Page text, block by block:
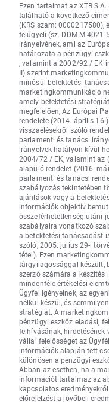
Ezen tartalmat az XTB
található a következő
(KRS szám: 0000217580),
felügyeli (sz. DDM-M-
irányelvének, ami az
határozata a pénzügyi
, valamint a 2002/92 / EK
II) szerint
minősül befektetési
marketingkommunikáció
amely befektetési
megfelelően, Az Európai
rendelete (2014. április
visszaélésekről szóló
parlamenti és tanácsi
irányelvek hatályon kívül
2004/72 / EK, valamint az
alapuló rendelet (2016.
parlamenti és tanácsi
szabályozás tekintetében
ajánlások vagy a
információk objektív
összeférhetetlenség utáni
szabályaira vonatkozó
a befektetési tanácsadást
szóló, 2005. július 29-i
tétel). Ezen
tárgyilagossággal készült,
szerző számára a
mindenféle értékelési
Ügyfél igényeinek, az
nélkül készül, és
stratégiát. A
pénzügyi eszköz eladási,
felhívásának, hirdetésének
vállal felelősséget az
információk alapján tett
különösen a pénzügyi
Abban az esetben, ha a
információt tartalmaz az
kapcsolatos
előrejelzést a jövőbeli